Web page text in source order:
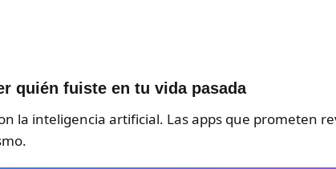
quién fuiste en tu vida pasada
la inteligencia artificial. Las apps que prometen